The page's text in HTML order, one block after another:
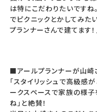
は特にこだわりたいですね
でピクニックとかしてみた
プランナーさんで建てます！
■アールプランナーが山崎
「スタイリッシュで高級感
ークスペースで家族の様
ね」と絶賛！